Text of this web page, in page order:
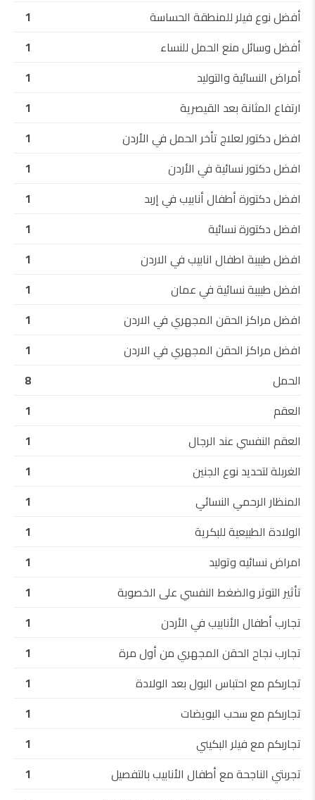
أفضل نوع فيلر للمنطقة الحساسة
1
أفضل وسائل منع الحمل للنساء
1
أمراض النسائية والتوليد
1
ارتفاع المثانة بعد القيصرية
1
افضل دكتور لعلاج تأخر الحمل في الأردن
1
افضل دكتور نسائية في الأردن
1
افضل دكتورة أطفال أنابيب في إربد
1
افضل دكتورة نسائية
1
افضل طبيبة اطفال انابيب في الاردن
1
افضل طبيبة نسائية في عمان
1
افضل مراكز الحقن المجهري في الاردن
1
افضل مراكز الحقن المجهري في الاردن
1
الحمل
8
العقم
1
العقم النفسي عند الرجال
1
الغربلة لتحديد نوع الجنين
1
المنظار الرحمي النسائي
1
الولادة الطبيعية للبكرية
1
امراض نسائيه وتوليد
1
تأثير التوتر والضغط النفسي على الخصوبة
1
تجارب أطفال الأنابيب في الأردن
1
تجارب نجاح الحقن المجهري من أول مرة
1
تجاربكم مع احتباس البول بعد الولادة
1
تجاربكم مع سحب البويضات
1
تجاربكم مع فيلر البكيني
1
تجربتي الناجحة مع أطفال الأنابيب بالتفصيل
1